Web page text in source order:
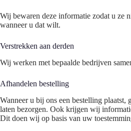
Wij bewaren deze informatie zodat u ze
wanneer u dat wilt.
Verstrekken aan derden
Wij werken met bepaalde bedrijven
Afhandelen bestelling
Wanneer u bij ons een bestelling
laten bezorgen. Ook krijgen wij
Dit doen wij op basis van uw